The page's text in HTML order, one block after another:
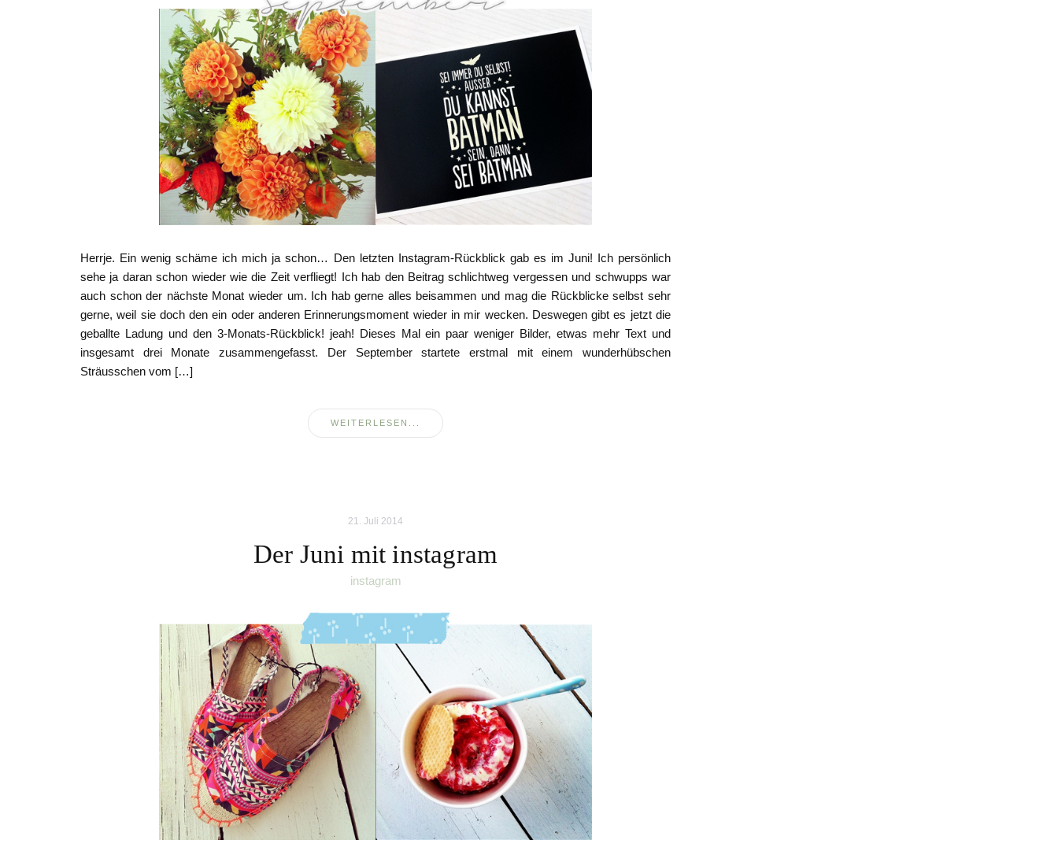
Herrje. Ein wenig schäme ich mich ja schon… Den letzten Instagram-Rückblick gab es im Juni! Ich persönlich
sehe ja daran schon wieder wie die Zeit verfliegt! Ich hab den Beitrag schlichtweg vergessen und schwupps war
auch schon der nächste Monat wieder um. Ich hab gerne alles beisammen und mag die Rückblicke selbst sehr
gerne, weil sie doch den ein oder anderen Erinnerungsmoment wieder in mir wecken. Deswegen gibt es jetzt die
geballte Ladung und den 3-Monats-Rückblick! jeah! Dieses Mal ein paar weniger Bilder, etwas mehr Text und
insgesamt drei Monate zusammengefasst. Der September startete erstmal mit einem wunderhübschen
Sträusschen vom […]
WEITERLESEN...
21. Juli 2014
Der Juni mit instagram
instagram